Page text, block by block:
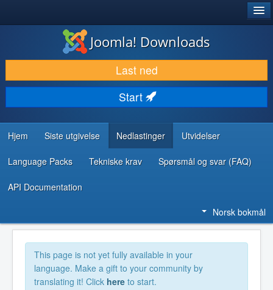
LAST NED & UTVID
OPPDAG & LÆR
SAMFUNN & BRUKERSTØTTE
UTVIKLINGSRESSURSER
Joomla! Downloads
Last ned
Start
Hjem Siste utgivelse Nedlastinger Utvidelser
Language Packs Tekniske krav Spørsmål og svar (FAQ)
API Documentation
Norsk bokmål
This page is not yet fully available in your
language. Make a gift to your community by
translating it! Click here to start.